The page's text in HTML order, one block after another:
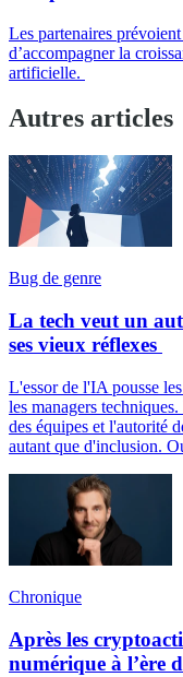
Les partenaires
d’accompagner la
artificielle.
Autres articles
Bug de genre
La tech veut un
ses vieux réflexes
L'essor de l'IA pousse
les managers
des équipes et l'autorité
autant que d'inclusion.
Chronique
Après les
numérique à l’ère